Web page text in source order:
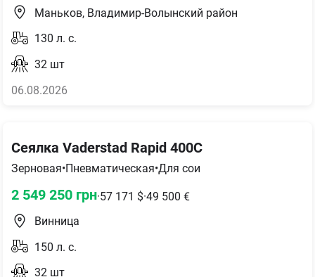
Маньков, Владимир-Волынский район
130 л. с.
32 шт
06.08.2026
Сеялка Vaderstad Rapid 400C
Зерновая•Пневматическая•Для сои
2 549 250 грн·57 171 $·49 500 €
Винница
150 л. с.
32 шт